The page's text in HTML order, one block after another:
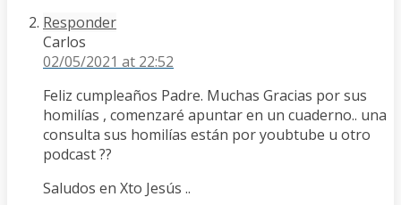
Responder
Carlos
02/05/2021 at 22:52
Feliz cumpleaños Padre. Muchas Gracias por sus
homilías , comenzaré apuntar en un cuaderno.. una
consulta sus homilías están por youbtube u otro
podcast ??
Saludos en Xto Jesús ..